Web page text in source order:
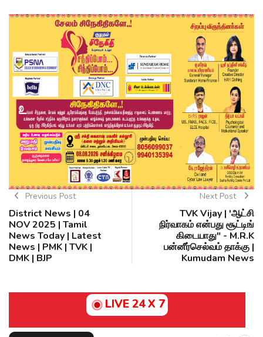
Previous Post
District News | 04
NOV 2025 | Tamil
News Today | Latest
News | PMK | TVK |
DMK | BJP
Next Post
TVK Vijay | 'ஆட்சி
நிர்வாகம் என்பது சூட்டிங்
கிடையாது" - M.R.K
பன்னீர்செல்வம் தாக்கு |
Kumudam News
LIVE 24 X 7